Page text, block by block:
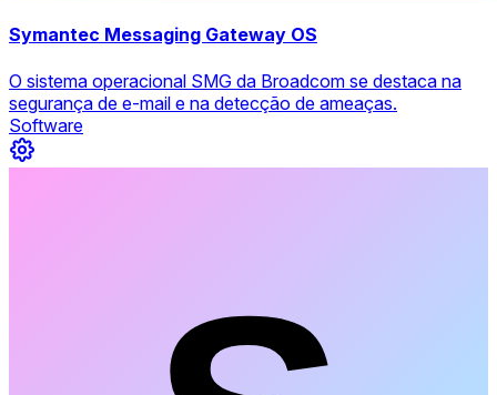
Symantec Messaging Gateway OS
O sistema operacional SMG da Broadcom se destaca na
segurança de e-mail e na detecção de ameaças.
Software